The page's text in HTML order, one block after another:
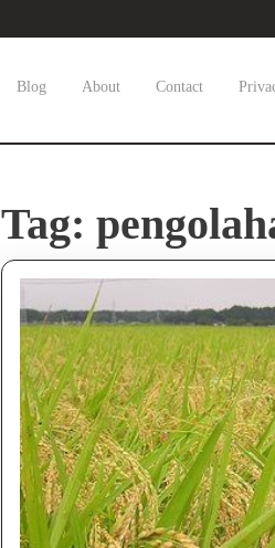
Blog About Contact
Tag: